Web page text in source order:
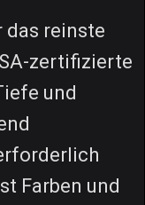
reinste
zertifizierte
und
Farben und